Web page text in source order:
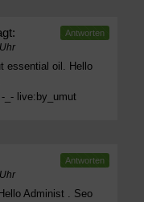
essential oil. Hello
-_- live:by_umut
Antworten
Administ . Seo
Antworten